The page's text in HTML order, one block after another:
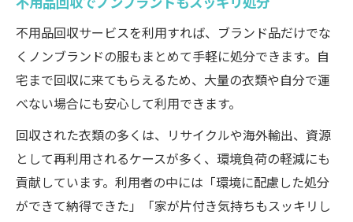
不用品回収サービスを利用すれば、ブランド品だけでな
くノンブランドの服もまとめて手軽に処分できます。自
宅まで回収に来てもらえるため、大量の衣類や自分で運
べない場合にも安心して利用できます。
回収された衣類の多くは、リサイクルや海外輸出、資源
として再利用されるケースが多く、環境負荷の軽減にも
貢献しています。利用者の中には「環境に配慮した処分
ができて納得できた」「家が片付き気持ちもスッキリし